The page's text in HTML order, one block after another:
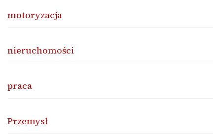
motoryzacja
nieruchomości
praca
Przemysł